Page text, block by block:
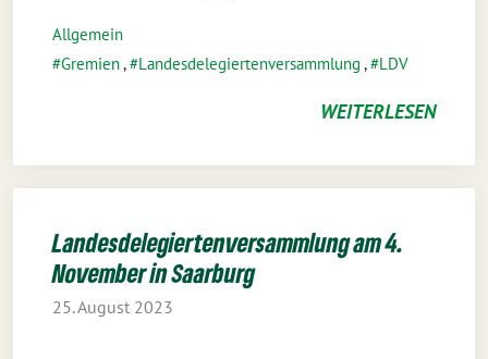
Allgemein
Gremien, Landesdelegiertenversammlung , LDV
WEITERLESEN
Landesdelegiertenversammlung am 4.
November in Saarburg
25. August 2023